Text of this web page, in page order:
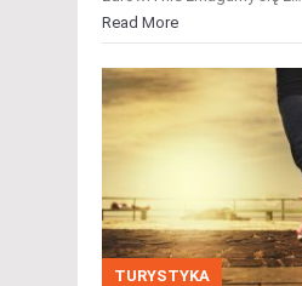
Read More
TURYSTYKA